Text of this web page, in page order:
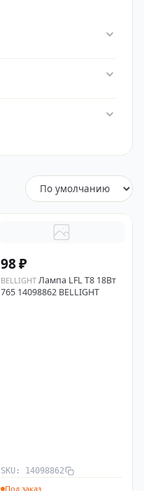
98 ₽
BELLIGHT Лампа LFL Т8 18Вт
765 14098862 BELLIGHT
SKU: 14098862
Под заказ